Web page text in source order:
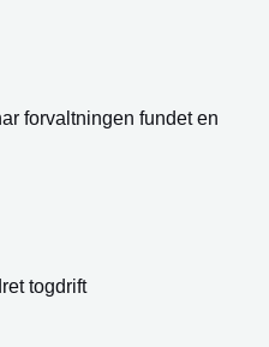
forvaltningen fundet en
togdrift